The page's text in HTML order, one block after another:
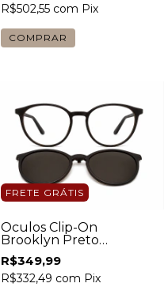
R$502,55 com Pix
FRETE GRÁTIS
Óculos Clip-On
Brooklyn Preto
Masculino
R$349,99
R$332,49 com Pix